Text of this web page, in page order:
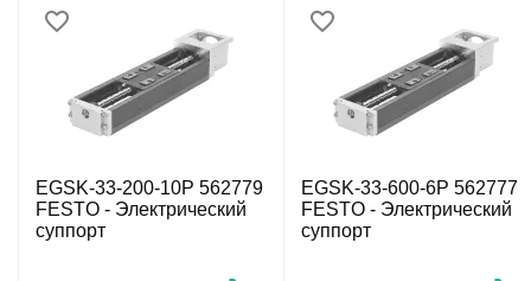
EGSK-33-200-10P 562779
FESTO - Электрический
суппорт
EGSK-33-600-6P 562777
FESTO - Электрический
суппорт